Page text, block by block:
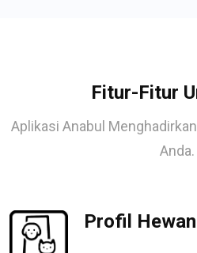
Fitur-Fitur
Aplikasi Anabul
Anda.
Profil Hewan